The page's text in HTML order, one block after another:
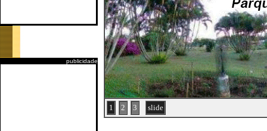
publicidade
1 2 3 slide